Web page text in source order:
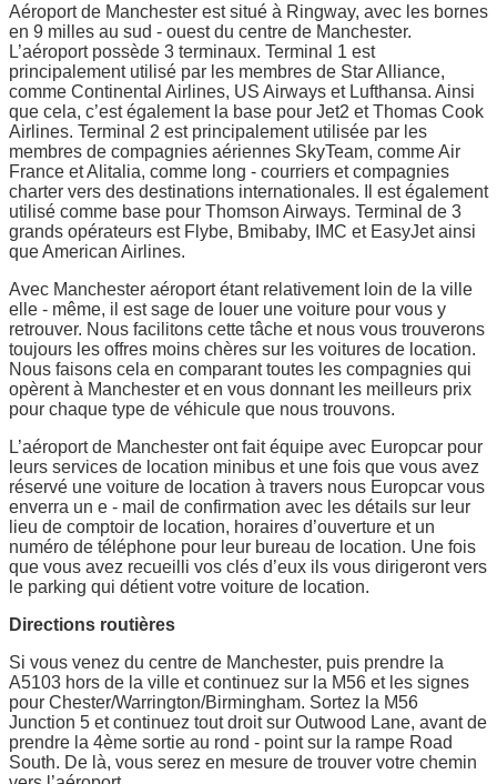
Aéroport de Manchester est situé à Ringway, avec les bornes
en 9 milles au sud - ouest du centre de Manchester.
L’aéroport possède 3 terminaux. Terminal 1 est
principalement utilisé par les membres de Star Alliance,
comme Continental Airlines, US Airways et Lufthansa. Ainsi
que cela, c’est également la base pour Jet2 et Thomas Cook
Airlines. Terminal 2 est principalement utilisée par les
membres de compagnies aériennes SkyTeam, comme Air
France et Alitalia, comme long - courriers et compagnies
charter vers des destinations internationales. Il est également
utilisé comme base pour Thomson Airways. Terminal de 3
grands opérateurs est Flybe, Bmibaby, IMC et EasyJet ainsi
que American Airlines.
Avec Manchester aéroport étant relativement loin de la ville
elle - même, il est sage de louer une voiture pour vous y
retrouver. Nous facilitons cette tâche et nous vous trouverons
toujours les offres moins chères sur les voitures de location.
Nous faisons cela en comparant toutes les compagnies qui
opèrent à Manchester et en vous donnant les meilleurs prix
pour chaque type de véhicule que nous trouvons.
L’aéroport de Manchester ont fait équipe avec Europcar pour
leurs services de location minibus et une fois que vous avez
réservé une voiture de location à travers nous Europcar vous
enverra un e - mail de confirmation avec les détails sur leur
lieu de comptoir de location, horaires d’ouverture et un
numéro de téléphone pour leur bureau de location. Une fois
que vous avez recueilli vos clés d’eux ils vous dirigeront vers
le parking qui détient votre voiture de location.
Directions routières
Si vous venez du centre de Manchester, puis prendre la
A5103 hors de la ville et continuez sur la M56 et les signes
pour Chester/Warrington/Birmingham. Sortez la M56
Junction 5 et continuez tout droit sur Outwood Lane, avant de
prendre la 4ème sortie au rond - point sur la rampe Road
South. De là, vous serez en mesure de trouver votre chemin